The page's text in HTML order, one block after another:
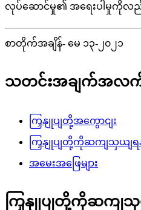
လုပ်ဆောင်မှု၏ အရေးပါမှုကိုလ
စာတိုက်အချိန်- မေ ၁၃-၂၀၂၁
သတင်းအချက်အလ
ကြှနျုပျတို့အကွောငျး
ကြှနျုပျတို့ကိုဆကျသှယျရ
အမေးအဖြေများ
ကြှနျုပျတို့ကိုဆကျသှ